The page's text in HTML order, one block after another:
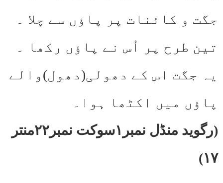
جگت و کائنات پر پاؤں سے چلا ۔
تین طرح پر اُس نے پاؤں رکھا ۔
یہ جگت اس کے دھولی(دھول)والے
پاؤں میں اکٹھا ہوا۔
(رگوید منڈل نمبر۱سوکت نمبر۲۲منتر
۱۷)